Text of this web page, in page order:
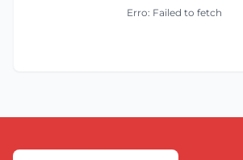
Erro: Failed to fetch